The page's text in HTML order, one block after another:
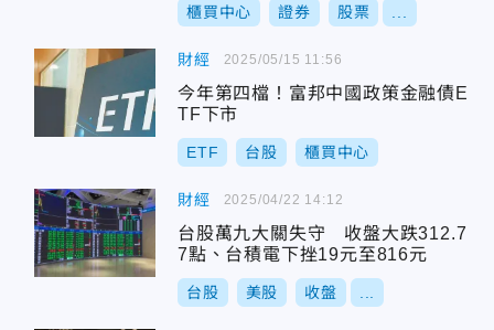
櫃買中心 證券 股票
財經
今年第四檔！富邦中國政策金融債E
TF下市
ETF 台股 櫃買中心
2025/05/15 11:56
財經
台股萬九大關失守 收盤大跌312.7
7點、台積電下挫19元至816元
台股 美股 收盤
2025/04/22 14:12